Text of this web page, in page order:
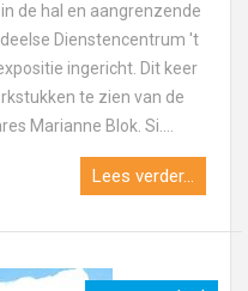
in de hal en aangrenzende
Dienstencentrum 't
ingericht. Dit keer
te zien van de
Marianne Blok. Si....
Lees verder...